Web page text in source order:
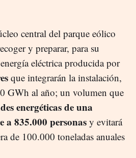
central del parque eólico
y preparar, para su
eléctrica producida por
que integrarán la instalación,
GWh al año; un volumen que
energéticas de una
a 835.000 personas y evitará
de 100.000 toneladas anuales